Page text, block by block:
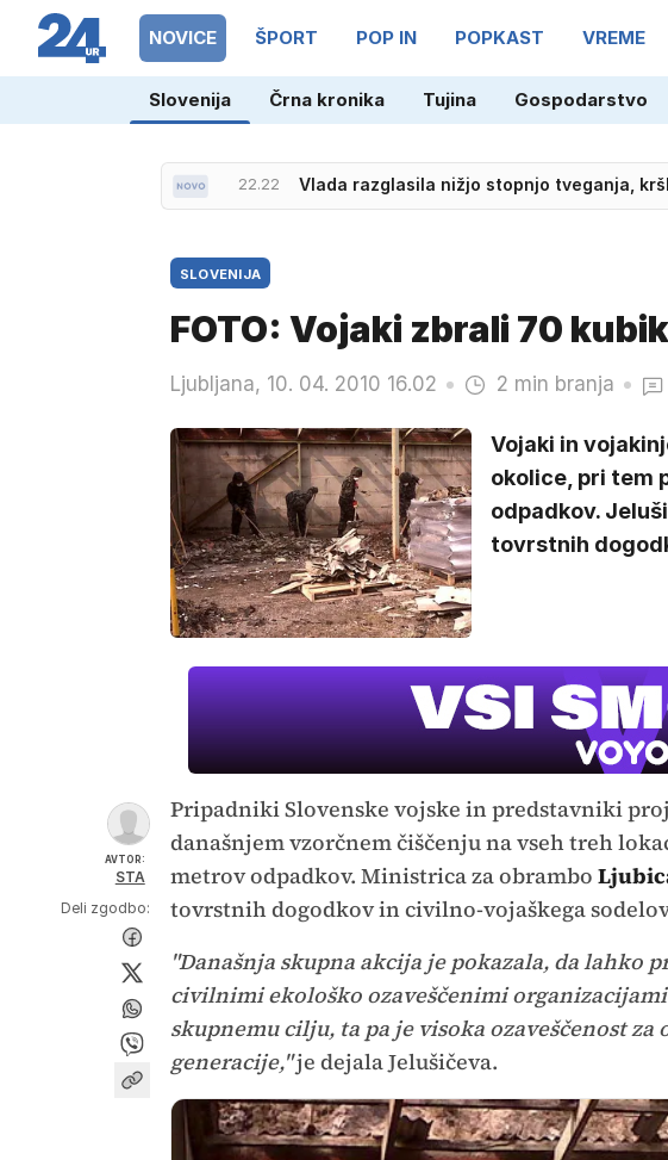
NOVICE ŠPORT POP IN POPKAST VREME
Slovenija Črna kronika Tujina Gospodarstvo
22.22 Vlada razglasila nižjo stopnjo tveganja,
SLOVENIJA
FOTO: Vojaki zbrali 70
Ljubljana, 10. 04. 2010 16.02 2 min branja
Vojaki in
okolice, pri tem
odpadkov.
tovrstnih
AVTOR:
STA
Deli zgodbo:
Pripadniki Slovenske vojske in predstavniki
današnjem vzorčnem čiščenju na vseh treh
metrov odpadkov. Ministrica za obrambo
tovrstnih dogodkov in civilno-vojaškega
"Današnja skupna akcija je pokazala, da lahko
civilnimi ekološko ozaveščenimi
skupnemu cilju, ta pa je visoka ozaveščenost
generacije,"je dejala Jelušičeva.